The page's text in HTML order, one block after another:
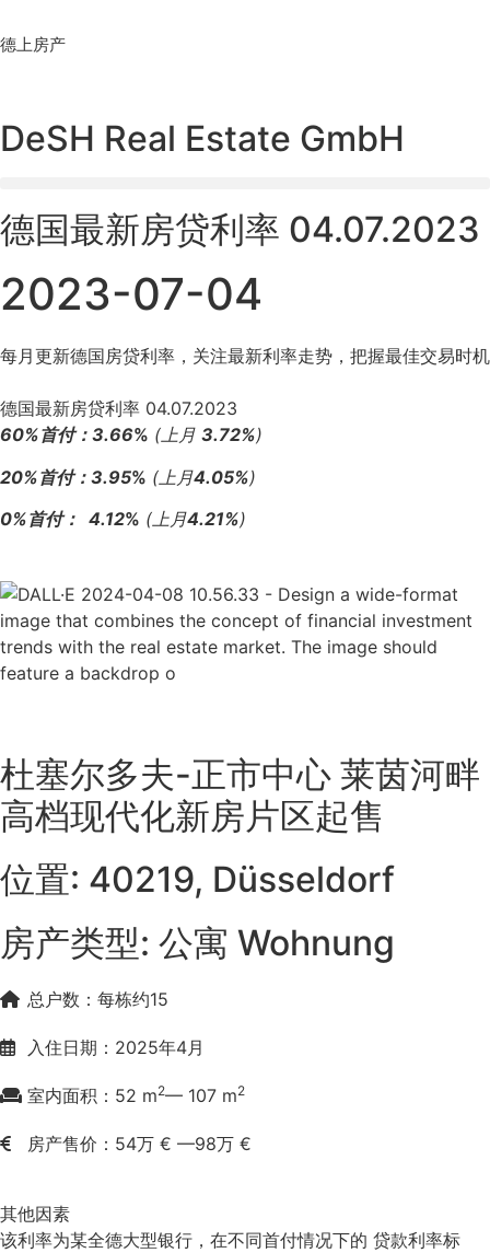
to
德上房产
DeSH Real Estate GmbH
德国最新房贷利率 04.07.2023
2023-07-04
每月更新德国房贷利率，关注最新利率走势，把握最佳交易时机
德国最新房贷利率 04.07.2023
60%首付：3.66% (上月 3.72%)
20%首付：3.95% (上月4.05%)
0%首付： 4.12% (上月4.21%)
杜塞尔多夫-正市中心 莱茵河畔
高档现代化新房片区起售
位置: 40219, Düsseldorf
房产类型: 公寓 Wohnung
总户数：每栋约15
入住日期：2025年4月
室内面积：52 m2— 107 m2
房产售价：54万 € —98万 €
其他因素
该利率为某全德大型银行，在不同首付情况下的 贷款利率标